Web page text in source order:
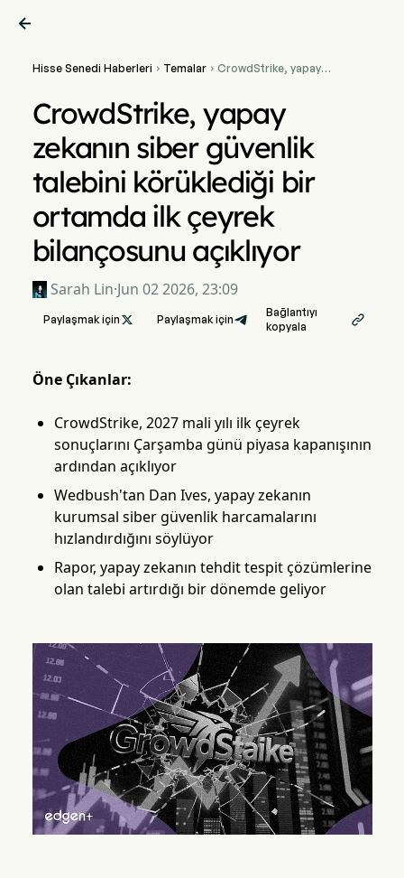

Hisse Senedi Haberleri  Temalar CrowdStrike, yapay
ortamda ilk çeyrek
bilançosunu açıklıyor
CrowdStrike, yapay
zekanın siber güvenlik
talebini körüklediği bir
ortamda ilk çeyrek
bilançosunu açıklıyor
Sarah Lin·Jun 02 2026, 23:09
Paylaşmak için  Paylaşmak için
Bağlantıyı
kopyala

Öne Çıkanlar:
CrowdStrike, 2027 mali yılı ilk çeyrek
sonuçlarını Çarşamba günü piyasa kapanışının
ardından açıklıyor
Wedbush'tan Dan Ives, yapay zekanın
kurumsal siber güvenlik harcamalarını
hızlandırdığını söylüyor
Rapor, yapay zekanın tehdit tespit çözümlerine
olan talebi artırdığı bir dönemde geliyor